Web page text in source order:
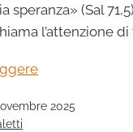
speranza» (Sal
l’attenzione di
Speranza
impegno:
2025